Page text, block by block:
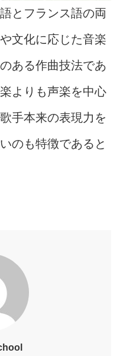
とフランス語の両
文化に応じた音楽
ある作曲技法であ
よりも声楽を中心
手本来の表現力を
のも特徴であると